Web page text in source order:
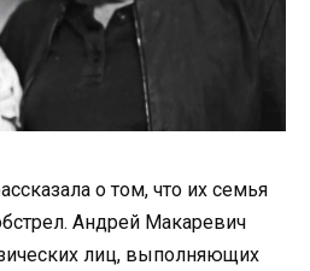
о том, что их семья
Андрей Макаревич
лиц, выполняющих